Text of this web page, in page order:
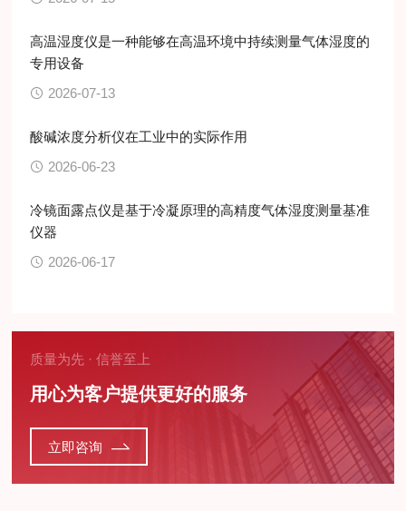
高温湿度仪是一种能够在高温环境中持续测量气体湿度的
专用设备
2026-07-13
酸碱浓度分析仪在工业中的实际作用
2026-06-23
冷镜面露点仪是基于冷凝原理的高精度气体湿度测量基准
仪器
2026-06-17
质量为先 · 信誉至上
用心为客户提供更好的服务
立即咨询